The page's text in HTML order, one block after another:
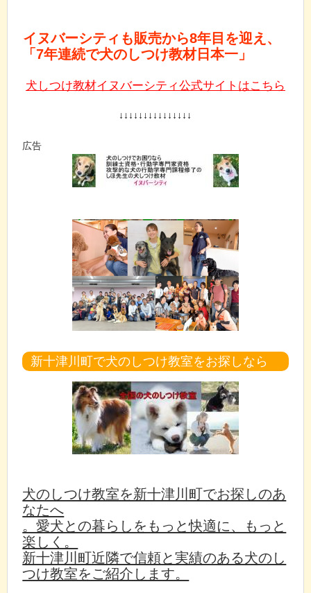
イヌバーシティも販売から8年目を迎え、
「7年連続で犬のしつけ教材日本一」
犬しつけ教材イヌバーシティ公式サイトはこちら
↓↓↓↓↓↓↓↓↓↓↓↓↓↓↓
広告
新十津川町で犬のしつけ教室をお探しなら
犬のしつけ教室を新十津川町でお探しのあ
なたへ
。愛犬との暮らしをもっと快適に、もっと
楽しく。
新十津川町近隣で信頼と実績のある犬のし
つけ教室をご紹介します。